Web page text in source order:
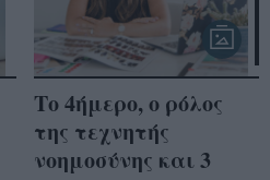
Το 4ήμερο, ο ρόλος
της τεχνητής
νοημοσύνης και 3